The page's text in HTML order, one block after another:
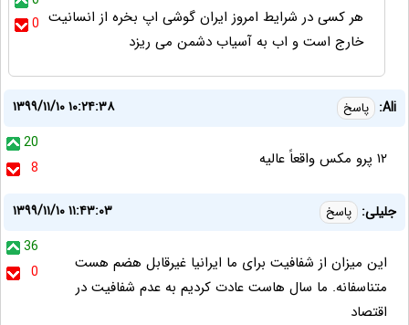
0 هر کسی در شرایط امروز ایران گوشی اپ بخره از انسانیت
خارج است و اب به آسیاب دشمن می ریزد
Ali: پاسخ
۱۳۹۹/۱۱/۱۰ ۱۰:۲۴:۳۸
20
8
١٢ پرو مكس واقعاً عاليه
جلیلی: پاسخ
۱۳۹۹/۱۱/۱۰ ۱۱:۴۳:۰۳
36
0
این میزان از شفافیت برای ما ایرانیا غیرقابل هضم هست
متناسفانه. ما سال هاست عادت کردیم به عدم شفافیت در
اقتصاد